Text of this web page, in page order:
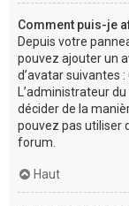
Comment puis-je
Depuis votre
pouvez ajouter un
d’avatar suivantes
L’administrateur
décider de la
pouvez pas utiliser
forum.
Haut